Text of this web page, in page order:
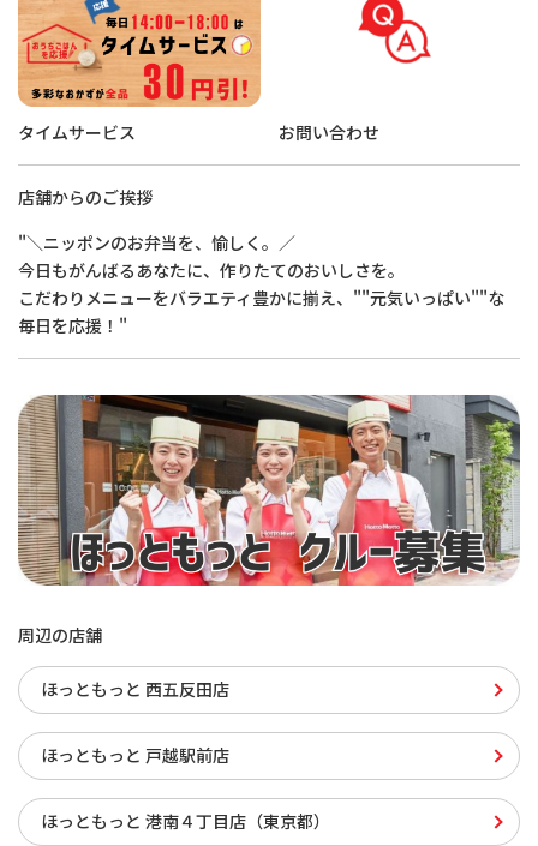
タイムサービス お問い合わせ
店舗からのご挨拶
"＼ニッポンのお弁当を、愉しく。／
今日もがんばるあなたに、作りたてのおいしさを。
こだわりメニューをバラエティ豊かに揃え、""元気いっぱい""な
毎日を応援！"
周辺の店舗
ほっともっと 西五反田店
ほっともっと 戸越駅前店
ほっともっと 港南４丁目店（東京都）